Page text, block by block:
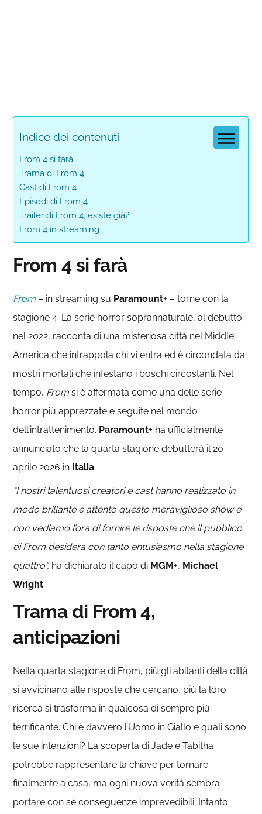
Indice dei contenuti
From 4 si farà
Trama di From 4
Cast di From 4
Episodi di From 4
Trailer di From 4, esiste già?
From 4 in streaming
From 4 si farà
From – in streaming su Paramount+ – torne con la
stagione 4. La serie horror soprannaturale, al debutto
nel 2022, racconta di una misteriosa città nel Middle
America che intrappola chi vi entra ed è circondata da
mostri mortali che infestano i boschi circostanti. Nel
tempo, From si è affermata come una delle serie
horror più apprezzate e seguite nel mondo
dell’intrattenimento. Paramount+ ha ufficialmente
annunciato che la quarta stagione debutterà il 20
aprile 2026 in Italia.
“I nostri talentuosi creatori e cast hanno realizzato in
modo brillante e attento questo meraviglioso show e
non vediamo l’ora di fornire le risposte che il pubblico
di From desidera con tanto entusiasmo nella stagione
quattro”, ha dichiarato il capo di MGM+, Michael
Wright.
Trama di From 4,
anticipazioni
Nella quarta stagione di From, più gli abitanti della città
si avvicinano alle risposte che cercano, più la loro
ricerca si trasforma in qualcosa di sempre più
terrificante. Chi è davvero l’Uomo in Giallo e quali sono
le sue intenzioni? La scoperta di Jade e Tabitha
potrebbe rappresentare la chiave per tornare
finalmente a casa, ma ogni nuova verità sembra
portare con sé conseguenze imprevedibili. Intanto